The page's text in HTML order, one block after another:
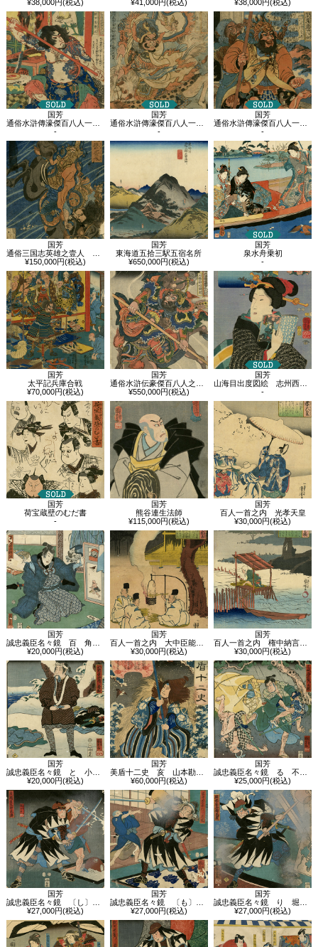
¥38,000円(税込) ¥41,000円(税込) ¥38,000円(税込)
国芳
通俗水滸傳濠傑百八人一個 操刀鬼曹正
-
国芳
通俗水滸傳濠傑百八人一個 賽仁貴郭盛
-
国芳
通俗水滸傳濠傑百八人一個 打虎將李忠
-
国芳
通俗三国志英雄之壹人 玄徳越壇渓
¥150,000円(税込)
国芳
東海道五拾三駅五宿名所
¥650,000円(税込)
国芳
泉水舟乗初
-
国芳
太平記兵庫合戦
¥70,000円(税込)
国芳
通俗水滸伝豪傑百八人之一個 八臂哪吒項充
¥550,000円(税込)
国芳
山海目出度図絵 志州西宮白魚
-
国芳
荷宝蔵壁のむだ書
-
国芳
熊谷連生法師
¥115,000円(税込)
国芳
百人一首之内 光孝天皇
¥30,000円(税込)
国芳
誠忠義臣名々鏡 百 角野十平治次房
¥20,000円(税込)
国芳
百人一首之内 大中臣能宣朝臣
¥30,000円(税込)
国芳
百人一首之内 権中納言定頼
¥30,000円(税込)
国芳
誠忠義臣名々鏡 と 小野寺十内秀和
¥20,000円(税込)
国芳
美盾十二史 亥 山本勘助晴吉
¥60,000円(税込)
国芳
誠忠義臣名々鏡 る 不破勝右衛門正種
¥25,000円(税込)
国芳
誠忠義臣名々鏡 〔し〕 失間重太郎光与
¥27,000円(税込)
国芳
誠忠義臣名々鏡 〔も〕 富守祐右衛門正固
¥27,000円(税込)
国芳
誠忠義臣名々鏡 り 堀部安兵衛武庸
¥27,000円(税込)